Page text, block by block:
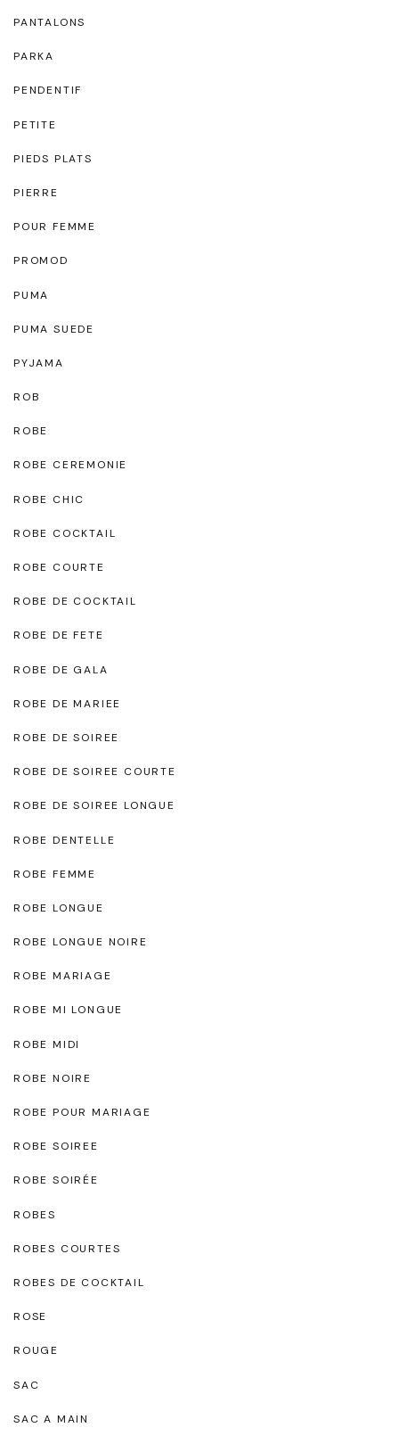
PANTALONS
PARKA
PENDENTIF
PETITE
PIEDS PLATS
PIERRE
POUR FEMME
PROMOD
PUMA
PUMA SUEDE
PYJAMA
ROB
ROBE
ROBE CEREMONIE
ROBE CHIC
ROBE COCKTAIL
ROBE COURTE
ROBE DE COCKTAIL
ROBE DE FETE
ROBE DE GALA
ROBE DE MARIEE
ROBE DE SOIREE
ROBE DE SOIREE COURTE
ROBE DE SOIREE LONGUE
ROBE DENTELLE
ROBE FEMME
ROBE LONGUE
ROBE LONGUE NOIRE
ROBE MARIAGE
ROBE MI LONGUE
ROBE MIDI
ROBE NOIRE
ROBE POUR MARIAGE
ROBE SOIREE
ROBE SOIRÉE
ROBES
ROBES COURTES
ROBES DE COCKTAIL
ROSE
ROUGE
SAC
SAC A MAIN